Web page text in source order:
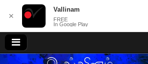
✕
Vallinam
FREE
In Google Play